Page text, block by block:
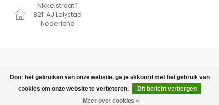
€49,99
TOEVOEGEN AAN
WINKELWAGEN
Door het gebruiken van onze website, ga je akkoord met het gebruik van
cookies om onze website te verbeteren.
Dit bericht verbergen
Meer over cookies »
Nikkelstraat 1
8211 AJ Lelystad
Nederland
© Copyright 2026 Babydrogist.nl